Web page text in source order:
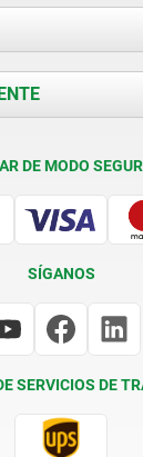
DE MODO
SÍGANOS
SERVICIOS DE